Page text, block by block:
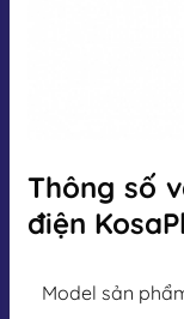
Thông số
điện
Model sản